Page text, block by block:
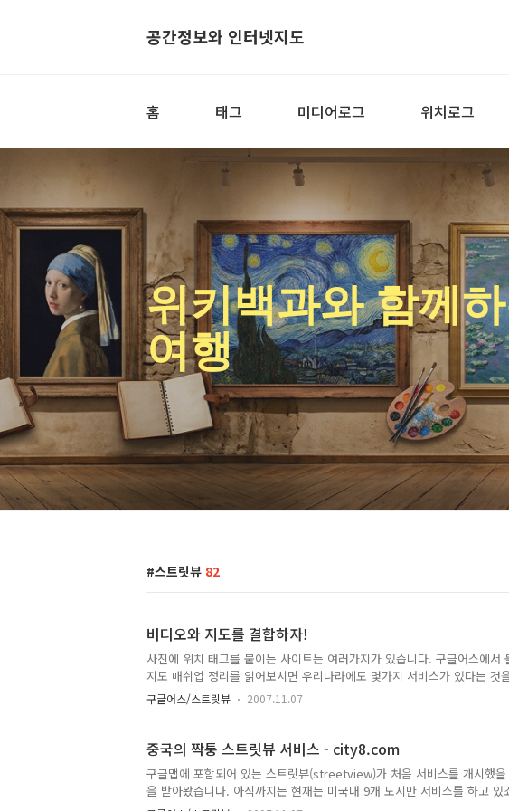
공간정보와 인터넷지도
홈 태그 미디어로그 위치로그
위키백과와 함께
여행
스트릿뷰 82
비디오와 지도를 결합하자!
사진에 위치 태그를 붙이는 사이트는 여러가지가 있습니다. 구글어스에
지도 매쉬업 정리를 읽어보시면 우리나라에도 몇가지 서비스가 있다는
지도를 결합하는 서비스를 소개시켜드립니다.VeoGeo라는 사이트인데요,
됩니다. (Javascrip와 Flash가 있어야 보실 수 있습니다.) 아래는 첫화면
해 추출했을 것으로 보입니다. 생각해보면 이런 서비스와 구글맵 스트릿뷰
겁니다. 스트릿뷰는 360도를 돌려볼 ..
구글어스/스트릿뷰 2007.11.07
중국의 짝퉁 스트릿뷰 서비스 - city8.com
구글맵에 포함되어 있는 스트릿뷰(streetview)가 처음 서비스를 개시했
을 받아왔습니다. 아직까지는 현재는 미국내 9개 도시만 서비스를 하고